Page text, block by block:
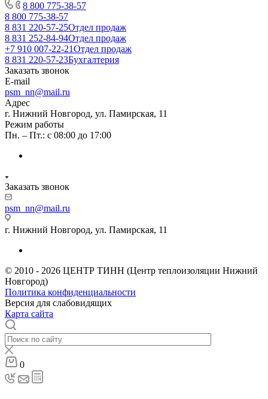
8 800 775-38-57
8 800 775-38-57
8 831 220-57-25Отдел продаж
8 831 252-84-94Отдел продаж
+7 910 007-22-21Отдел продаж
8 831 220-57-23Бухгалтерия
Заказать звонок
E-mail
psm_nn@mail.ru
Адрес
г. Нижний Новгород, ул. Памирская, 11
Режим работы
Пн. – Пт.: с 08:00 до 17:00
Заказать звонок
psm_nn@mail.ru
г. Нижний Новгород, ул. Памирская, 11
© 2010 - 2026 ЦЕНТР ТИНН (Центр теплоизоляции Нижний
Новгород)
Политика конфиденциальности
Версия для слабовидящих
Карта сайта
0